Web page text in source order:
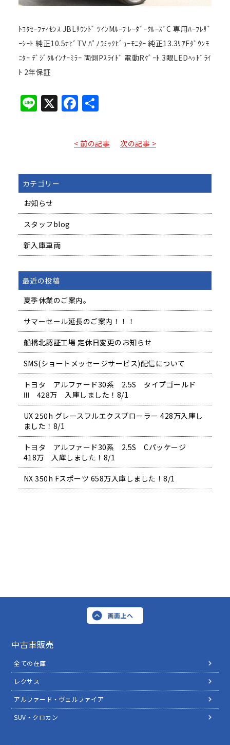
ﾄﾖﾀｾｰﾌﾃｨｾﾝｽ JBLｻｳﾝﾄﾞ ﾂｲﾝMﾙｰﾌ ﾚｰﾀﾞｰｸﾙｰｽﾞC 専用ﾊｰﾌﾚｻﾞ
ｰｼｰﾄ 純正10.5ﾅﾋﾞTV ﾊﾟﾉﾗﾐｯｸﾋﾞｭｰﾓﾆﾀｰ 純正13.3ﾘｱFﾀﾞｳﾝﾓ
ﾆﾀｰ ﾃﾞｼﾞﾀﾙｲﾝﾅｰﾐﾗｰ 両側Pｽﾗｲﾄﾞ 電動Rｹﾞｰﾄ 3眼LEDﾍｯﾄﾞﾗｲ
ﾄ 2年保証
Line
X Facebook
共
< 前の記事 次の記事 >
カテゴリー
お知らせ
スタッフblog
新入庫車両
最近の投稿
夏季休業のご案内。
サマーセール延長のご案内！！！
船橋北認証工場 定休日変更のお知らせ
SMS(ショートメッセージサービス)配信について
トヨタ アルファード30系 2.5S タイプゴールド
Ⅲ 428万 入庫しました！8/1
UX 250h グレースフルエクスプローラー 428万入庫し
ました！8/1
トヨタ アルファード30系 2.5S Cパッケージ
418万 入庫しました！8/1
NX 350h Fスポーツ 658万入庫しました！8/1
画面上へ
中古車販売
全ての在庫
レクサス
アルファード・ヴェルファイア
SUV・クロカン